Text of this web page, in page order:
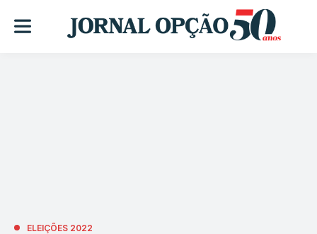
ELEIÇÕES 2022